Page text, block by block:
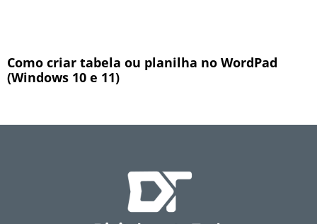
Como criar tabela ou planilha no WordPad
(Windows 10 e 11)